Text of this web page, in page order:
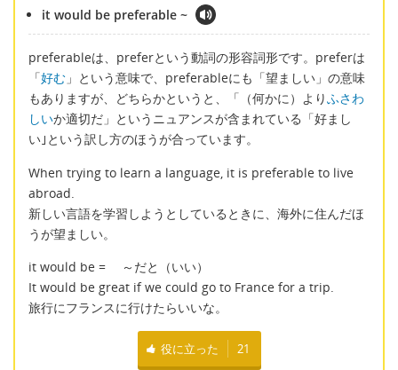
it would be preferable ~
preferableは、preferという動詞の形容詞形です。preferは
「好む 」という意味で、preferableにも「望ましい」の意味
もありますが、どちらかというと、「（何かに）よりふさわ
しいか適切だ」というニュアンスが含まれている「好まし
い｣という訳し方のほうが合っています。
When trying to learn a language, it is preferable to live
abroad.
新しい言語を学習しようとしているときに、海外に住んだほ
うが望ましい。
it would be = ～だと（いい）
It would be great if we could go to France for a trip.
旅行にフランスに行けたらいいな。
役に立った 21